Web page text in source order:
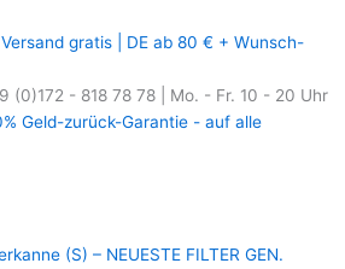
Versand gratis | DE ab 80 € + Wunsch-
(0)172 - 818 78 78 | Mo. - Fr. 10 - 20 Uhr
Geld-zurück-Garantie - auf alle
(S) – NEUESTE FILTER GEN.